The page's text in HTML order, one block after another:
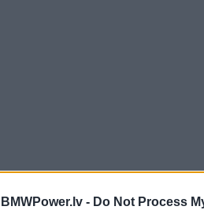
BMWPower.lv - Do Not Process